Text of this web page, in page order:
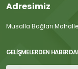
Adresimiz
Musalla Bağları
GELIŞMELERDEN